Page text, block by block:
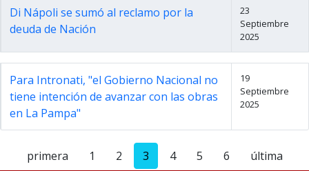
Di Nápoli se sumó al reclamo por la
deuda de Nación
23
Septiembre
2025
Para Intronati, "el Gobierno Nacional no
tiene intención de avanzar con las obras
en La Pampa"
19
Septiembre
2025
primera 1 2 3 4 5 6 última